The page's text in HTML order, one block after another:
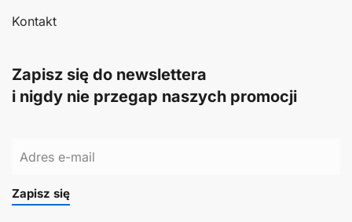
Kontakt
Zapisz się do newslettera
i nigdy nie przegap naszych promocji
Zapisz się